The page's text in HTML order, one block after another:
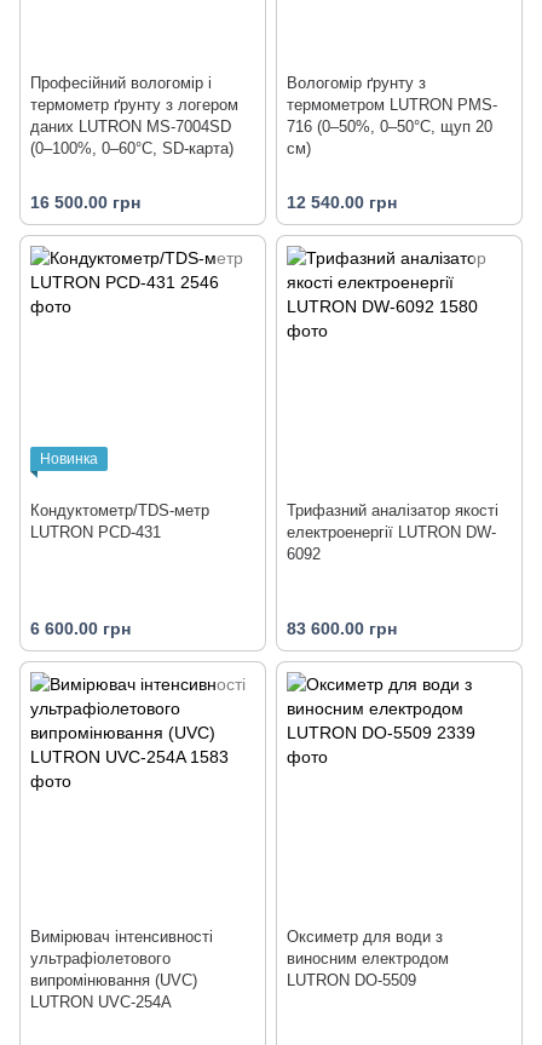
Професійний вологомір і
термометр ґрунту з логером
даних LUTRON MS-7004SD
(0–100%, 0–60°C, SD-карта)
16 500.00 грн
Вологомір ґрунту з
термометром LUTRON PMS-
716 (0–50%, 0–50°C, щуп 20
см)
12 540.00 грн
Новинка
Кондуктометр/TDS-метр
LUTRON PCD-431
6 600.00 грн
Трифазний аналізатор якості
електроенергії LUTRON DW-
6092
83 600.00 грн
Вимірювач інтенсивності
ультрафіолетового
випромінювання (UVC)
LUTRON UVC-254A
Оксиметр для води з
виносним електродом
LUTRON DO-5509